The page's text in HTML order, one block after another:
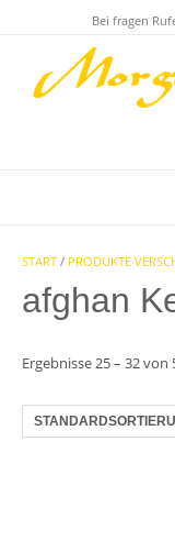
Bei fragen
START / PRODUKTE
afghan
Ergebnisse 25 – 32